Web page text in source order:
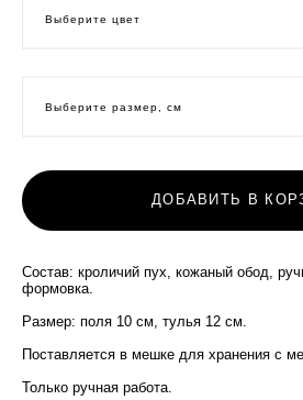
Выберите цвет
Выберите размер, см
ДОБАВИТЬ В
Состав: кроличий пух, кожаный обод,
формовка.
Размер: поля 10 см, тулья 12 см.
Поставляется в мешке для хранения с
Только ручная работа.